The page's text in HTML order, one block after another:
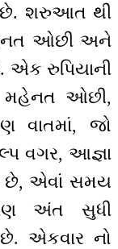
છે. શરુઆત થી
ઓછી અને
એક રુપિયાની
મહેનત ઓછી,
વાતમાં, જો
વગર, આજ્ઞા
છે, એવાં સમય
પણ અંત સુધી
એકવાર નો